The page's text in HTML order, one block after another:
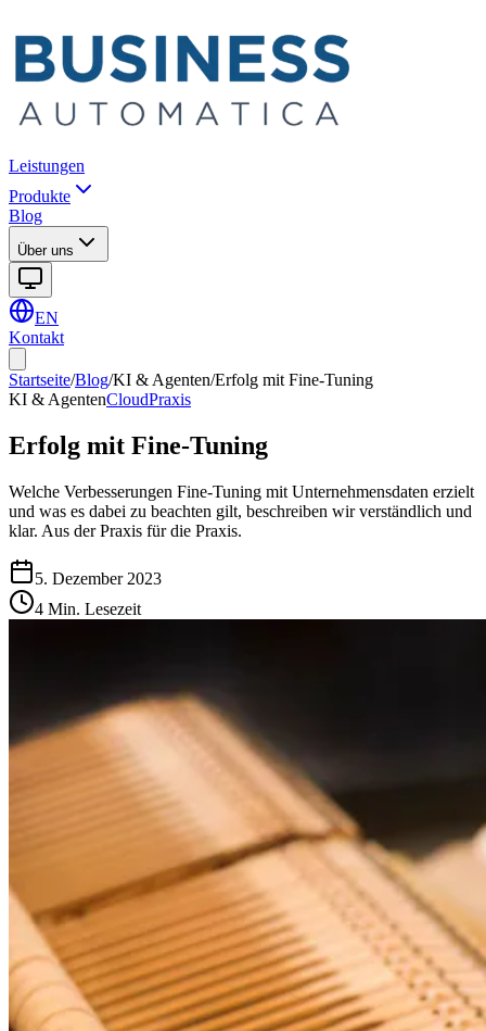
Leistungen
Produkte
Blog
Über uns
EN
Kontakt
Startseite/Blog/KI & Agenten/Erfolg mit Fine-Tuning
KI & AgentenCloudPraxis
Erfolg mit Fine-Tuning
Welche Verbesserungen Fine-Tuning mit Unternehmensdaten erzielt
und was es dabei zu beachten gilt, beschreiben wir verständlich und
klar. Aus der Praxis für die Praxis.
5. Dezember 2023
4 Min. Lesezeit